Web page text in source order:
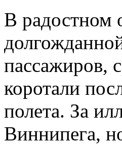
В радостном
пассажиров,
коротали
полета. За
Виннипега,